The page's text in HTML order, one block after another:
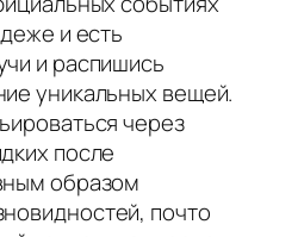
и есть
и распишись
уникальных вещей.
через
после
образом
почто